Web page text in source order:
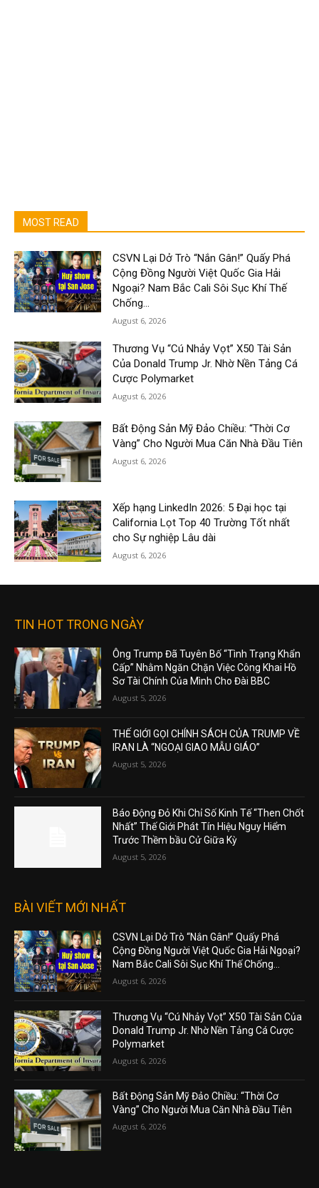
MOST READ
CSVN Lại Dở Trò “Nắn Gân!” Quấy Phá
Cộng Đồng Người Việt Quốc Gia Hải
Ngoại? Nam Bắc Cali Sôi Sục Khí Thế
Chống...
August 6, 2026
Thương Vụ “Cú Nhảy Vọt” X50 Tài Sản
Của Donald Trump Jr. Nhờ Nền Tảng Cá
Cược Polymarket
August 6, 2026
Bất Động Sản Mỹ Đảo Chiều: “Thời Cơ
Vàng” Cho Người Mua Căn Nhà Đầu Tiên
August 6, 2026
Xếp hạng LinkedIn 2026: 5 Đại học tại
California Lọt Top 40 Trường Tốt nhất
cho Sự nghiệp Lâu dài
August 6, 2026
TIN HOT TRONG NGÀY
Ông Trump Đã Tuyên Bố “Tình Trạng Khẩn
Cấp” Nhằm Ngăn Chặn Việc Công Khai Hồ
Sơ Tài Chính Của Mình Cho Đài BBC
August 5, 2026
THẾ GIỚI GỌI CHÍNH SÁCH CỦA TRUMP VỀ
IRAN LÀ “NGOẠI GIAO MẪU GIÁO”
August 5, 2026
Báo Động Đỏ Khi Chỉ Số Kinh Tế “Then Chốt
Nhất” Thế Giới Phát Tín Hiệu Nguy Hiểm
Trước Thềm bầu Cử Giữa Kỳ
August 5, 2026
BÀI VIẾT MỚI NHẤT
CSVN Lại Dở Trò “Nắn Gân!” Quấy Phá
Cộng Đồng Người Việt Quốc Gia Hải Ngoại?
Nam Bắc Cali Sôi Sục Khí Thế Chống...
August 6, 2026
Thương Vụ “Cú Nhảy Vọt” X50 Tài Sản Của
Donald Trump Jr. Nhờ Nền Tảng Cá Cược
Polymarket
August 6, 2026
Bất Động Sản Mỹ Đảo Chiều: “Thời Cơ
Vàng” Cho Người Mua Căn Nhà Đầu Tiên
August 6, 2026